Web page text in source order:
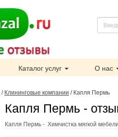
Каталог услуг О нас
/ Клининговые компании / Капля Пермь
Капля Пермь -
Капля Пермь - Химчистка мягкой